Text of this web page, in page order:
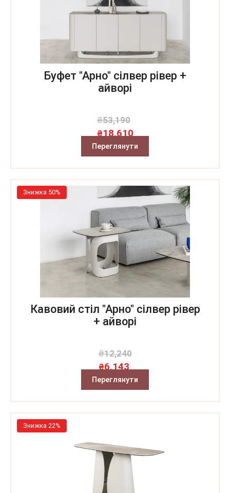
Буфет "Арно" сілвер рівер +
айворі
₴53,190
₴18,610
Переглянути
Знижка 50%
Кавовий стіл "Арно" сілвер рівер
+ айворі
₴12,240
₴6,143
Переглянути
Знижка 22%